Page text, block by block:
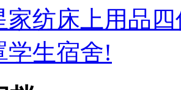
家纺床上用品
学生宿舍!